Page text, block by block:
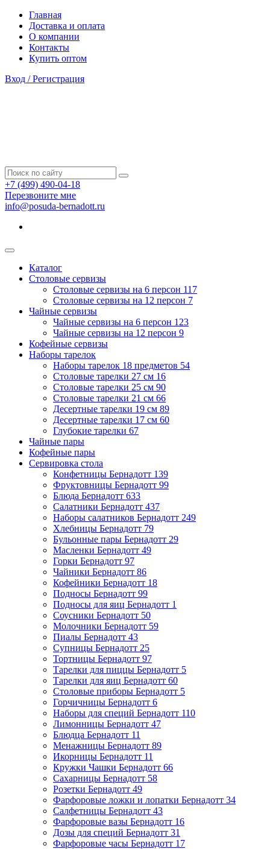
Главная
Доставка и оплата
О компании
Контакты
Купить оптом
Вход / Регистрация
+7 (499) 490-04-18
Перезвоните мне
info@posuda-bernadott.ru
Каталог
Столовые сервизы
Столовые сервизы на 6 персон 117
Столовые сервизы на 12 персон 7
Чайные сервизы
Чайные сервизы на 6 персон 123
Чайные сервизы на 12 персон 9
Кофейные сервизы
Наборы тарелок
Наборы тарелок 18 предметов 54
Столовые тарелки 27 см 16
Столовые тарелки 25 см 90
Столовые тарелки 21 см 66
Десертные тарелки 19 см 89
Десертные тарелки 17 см 60
Глубокие тарелки 67
Чайные пары
Кофейные пары
Сервировка стола
Конфетницы Бернадотт 139
Фруктовницы Бернадотт 99
Блюда Бернадотт 633
Салатники Бернадотт 437
Наборы салатников Бернадотт 249
Хлебницы Бернадотт 79
Бульонные пары Бернадотт 29
Масленки Бернадотт 49
Горки Бернадотт 97
Чайники Бернадотт 86
Кофейники Бернадотт 18
Подносы Бернадотт 99
Подносы для яиц Бернадотт 1
Соусники Бернадотт 50
Молочники Бернадотт 59
Пиалы Бернадотт 43
Супницы Бернадотт 25
Тортницы Бернадотт 97
Тарелки для пиццы Бернадотт 5
Тарелки для яиц Бернадотт 60
Столовые приборы Бернадотт 5
Горчичницы Бернадотт 6
Наборы для специй Бернадотт 110
Лимонницы Бернадотт 47
Блюдца Бернадотт 11
Менажницы Бернадотт 89
Икорницы Бернадотт 11
Кружки Чашки Бернадотт 66
Сахарницы Бернадотт 58
Розетки Бернадотт 49
Фарфоровые ложки и лопатки Бернадотт 34
Салфетницы Бернадотт 43
Фарфоровые вазы Бернадотт 16
Дозы для специй Бернадотт 31
Фарфоровые часы Бернадотт 17